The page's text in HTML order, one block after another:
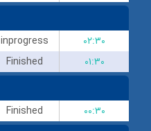
inprogress
۰۲:۳۰
Finished
۰۱:۳۰
Finished
۰۰:۳۰